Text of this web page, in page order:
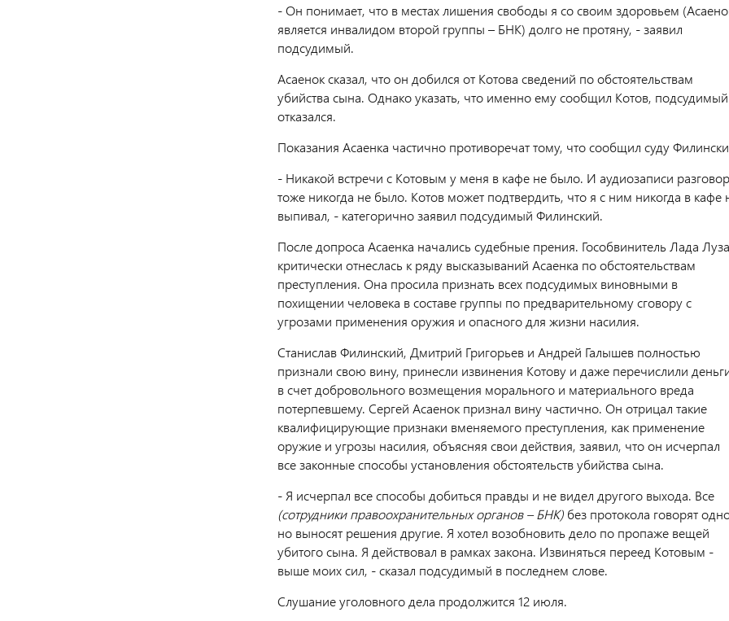
- Он понимает, что в местах лишения свободы я со своим здоровьем
является инвалидом второй группы – БНК) долго не протяну, - заявил
подсудимый.
Асаенок сказал, что он добился от Котова сведений по обстоятельствам
убийства сына. Однако указать, что именно ему сообщил Котов, подсудимый
отказался.
Показания Асаенка частично противоречат тому, что сообщил суду
- Никакой встречи с Котовым у меня в кафе не было. И аудиозаписи
тоже никогда не было. Котов может подтвердить, что я с ним никогда в кафе
выпивал, - категорично заявил подсудимый Филинский.
После допроса Асаенка начались судебные прения. Гособвинитель Лада
критически отнеслась к ряду высказываний Асаенка по обстоятельствам
преступления. Она просила признать всех подсудимых виновными в
похищении человека в составе группы по предварительному сговору с
угрозами применения оружия и опасного для жизни насилия.
Станислав Филинский, Дмитрий Григорьев и Андрей Галышев полностью
признали свою вину, принесли извинения Котову и даже перечислили
в счет добровольного возмещения морального и материального вреда
потерпевшему. Сергей Асаенок признал вину частично. Он отрицал такие
квалифицирующие признаки вменяемого преступления, как применение
оружие и угрозы насилия, объясняя свои действия, заявил, что он исчерпал
все законные способы установления обстоятельств убийства сына.
- Я исчерпал все способы добиться правды и не видел другого выхода. Все
(сотрудники правоохранительных органов – БНК)без протокола говорят
но выносят решения другие. Я хотел возобновить дело по пропаже вещей
убитого сына. Я действовал в рамках закона. Извиняться переед Котовым -
выше моих сил, - сказал подсудимый в последнем слове.
Слушание уголовного дела продолжится 12 июля.